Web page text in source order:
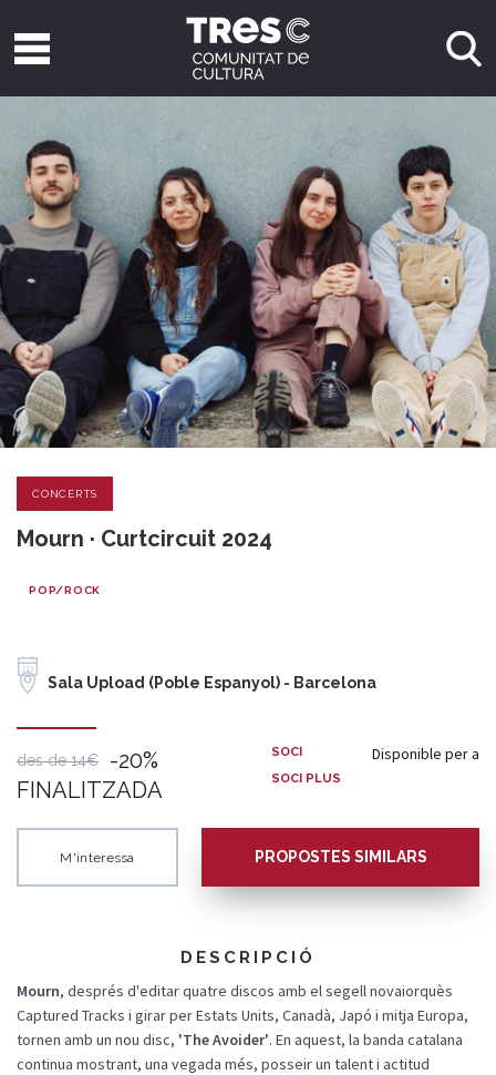
CONCERTS
Mourn · Curtcircuit 2024
POP/ROCK
Sala Upload (Poble Espanyol) - Barcelona
des de 14€
-20%
FINALITZADA
Disponible per a
SOCI
SOCI PLUS
M'interessa PROPOSTES SIMILARS
DESCRIPCIÓ
Mourn, després d'editar quatre discos amb el segell novaiorquès
Captured Tracks i girar per Estats Units, Canadà, Japó i mitja Europa,
tornen amb un nou disc, 'The Avoider'. En aquest, la banda catalana
continua mostrant, una vegada més, posseir un talent i actitud